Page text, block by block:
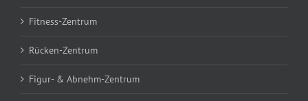
Fitness-Zentrum
Rücken-Zentrum
Figur- & Abnehm-Zentrum